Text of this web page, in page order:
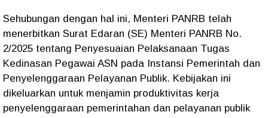
Sehubungan dengan hal ini, Menteri PANRB telah
menerbitkan Surat Edaran (SE) Menteri PANRB No.
2/2025 tentang Penyesuaian Pelaksanaan Tugas
Kedinasan Pegawai ASN pada Instansi Pemerintah dan
Penyelenggaraan Pelayanan Publik. Kebijakan ini
dikeluarkan untuk menjamin produktivitas kerja
penyelenggaraan pemerintahan dan pelayanan publik